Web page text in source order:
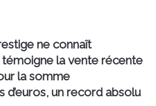
ne connaît
témoigne la vente récente
la somme
un record absolu